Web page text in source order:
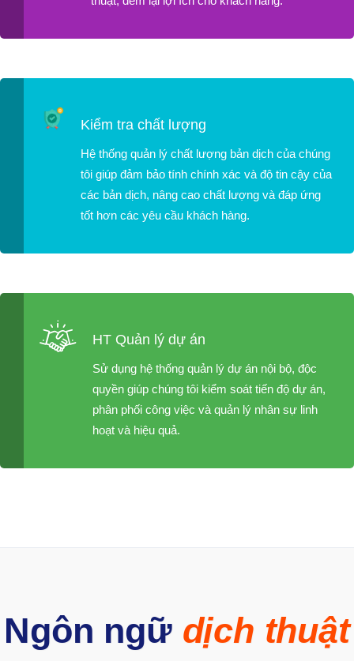
Kiểm tra chất lượng
Hệ thống quản lý chất lượng bản dịch của chúng
tôi giúp đảm bảo tính chính xác và độ tin cậy của
các bản dịch, nâng cao chất lượng và đáp ứng
tốt hơn các yêu cầu khách hàng.
HT Quản lý dự án
Sử dụng hệ thống quản lý dự án nội bộ, độc
quyền giúp chúng tôi kiểm soát tiến độ dự án,
phân phối công việc và quản lý nhân sự linh
hoạt và hiệu quả.
Ngôn ngữ dịch thuật